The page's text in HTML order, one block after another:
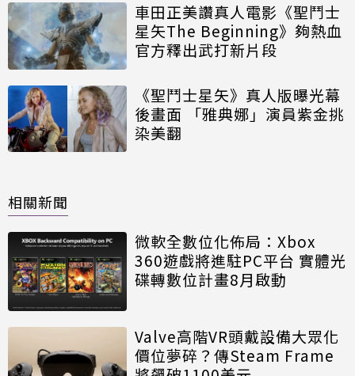
車田正美讚真人電影《聖鬥士
星矢The Beginning》夠熱血
官方釋出武打新片段
《聖鬥士星矢》真人版曝光幕
後畫面 「雅典娜」演員紫金挑
染美翻
相關新聞
微軟全數位化佈局：Xbox
360遊戲將進駐PC平台 實體光
碟轉數位計畫8月啟動
Valve高階VR頭戴設備大眾化
價位夢碎？傳Steam Frame